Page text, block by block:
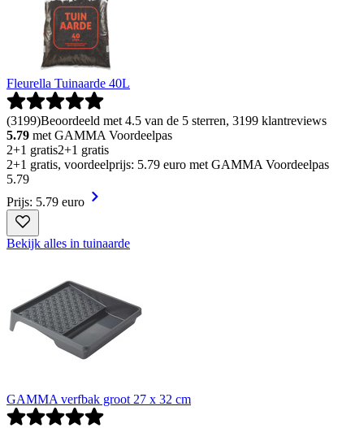
Fleurella Tuinaarde 40L
(3199)Beoordeeld met 4.5 van de 5 sterren, 3199 klantreviews
5.79 met GAMMA Voordeelpas
2+1 gratis2+1 gratis
2+1 gratis, voordeelprijs: 5.79 euro met GAMMA Voordeelpas
5.79
Prijs: 5.79 euro
Bekijk alles in tuinaarde
GAMMA verfbak groot 27 x 32 cm